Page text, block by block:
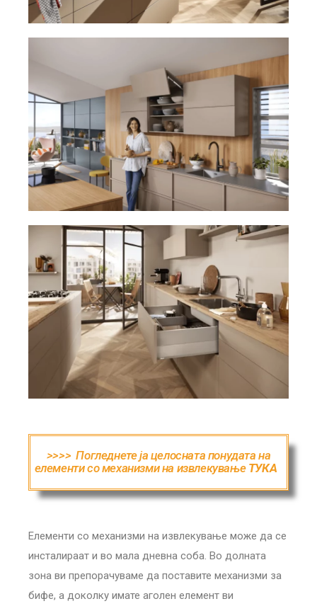
>>>> Погледнете ja целосната понудата на
eлементи со механизми на извлекување ТУКА
Елементи со механизми на извлекување може да се
инсталираат и во мала дневна соба. Во долната
зона ви препорачуваме да поставите механизми за
бифе, а доколку имате аголен елемент ви